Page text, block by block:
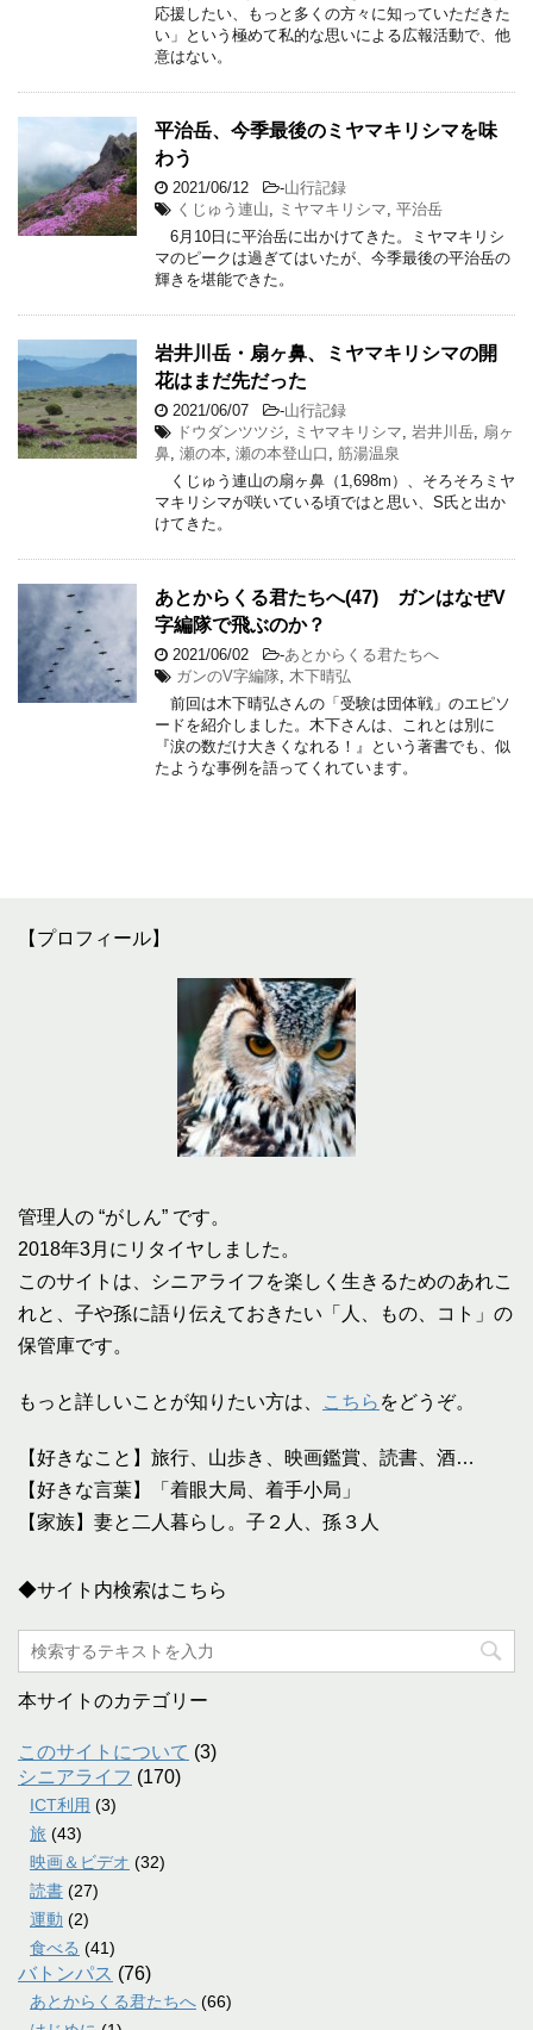
応援したい、もっと多くの方々に知っていただきた
い」という極めて私的な思いによる広報活動で、他
意はない。
平治岳、今季最後のミヤマキリシマを味
わう
2021/06/12 -山行記録
くじゅう連山
ミヤマキリシマ 平治岳
6月10日に平治岳に出かけてきた。ミヤマキリシ
マのピークは過ぎてはいたが、今季最後の平治岳の
輝きを堪能できた。
岩井川岳・扇ヶ鼻、ミヤマキリシマの開
花はまだ先だった
2021/06/07 -山行記録
ドウダンツツジ
ミヤマキリシマ 岩井川岳
扇ヶ
鼻 瀬の本 瀬の本登山口
筋湯温泉
くじゅう連山の扇ヶ鼻（1,698m）、そろそろミヤ
マキリシマが咲いている頃ではと思い、S氏と出か
けてきた。
あとからくる君たちへ(47) ガンはなぜV
字編隊で飛ぶのか？
2021/06/02 -あとからくる君たちへ
ガンのV字編隊 木下晴弘
前回は木下晴弘さんの「受験は団体戦」のエピソ
ードを紹介しました。木下さんは、これとは別に
『涙の数だけ大きくなれる！』という著書でも、似
たような事例を語ってくれています。
【プロフィール】
管理人の “がしん” です。
2018年3月にリタイヤしました。
このサイトは、シニアライフを楽しく生きるためのあれこ
れと、子や孫に語り伝えておきたい「人、もの、コト」の
保管庫です。
もっと詳しいことが知りたい方は、 こちら をどうぞ。
【好きなこと】旅行、山歩き、映画鑑賞、読書、酒…
【好きな言葉】「着眼大局、着手小局」
【家族】妻と二人暮らし。子２人、孫３人
◆サイト内検索はこちら
本サイトのカテゴリー
このサイトについて (3)
シニアライフ (170)
ICT利用 (3)
旅 (43)
映画＆ビデオ (32)
読書 (27)
運動 (2)
食べる (41)
バトンパス (76)
あとからくる君たちへ (66)